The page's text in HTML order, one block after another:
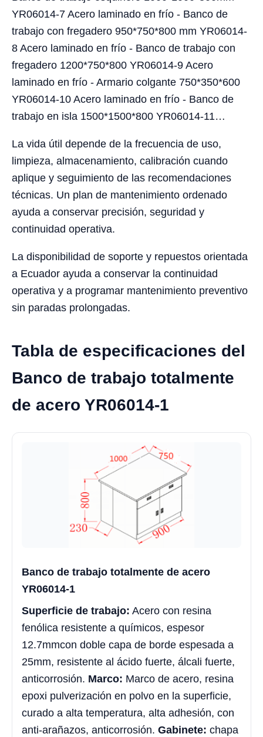
YR06014-7 Acero laminado en frío - Banco de
trabajo con fregadero 950*750*800 mm YR06014-
8 Acero laminado en frío - Banco de trabajo con
fregadero 1200*750*800 YR06014-9 Acero
laminado en frío - Armario colgante 750*350*600
YR06014-10 Acero laminado en frío - Banco de
trabajo en isla 1500*1500*800 YR06014-11…
La vida útil depende de la frecuencia de uso,
limpieza, almacenamiento, calibración cuando
aplique y seguimiento de las recomendaciones
técnicas. Un plan de mantenimiento ordenado
ayuda a conservar precisión, seguridad y
continuidad operativa.
La disponibilidad de soporte y repuestos orientada
a Ecuador ayuda a conservar la continuidad
operativa y a programar mantenimiento preventivo
sin paradas prolongadas.
Tabla de especificaciones del
Banco de trabajo totalmente
de acero YR06014-1
Banco de trabajo totalmente de acero
YR06014-1
Superficie de trabajo: Acero con resina
fenólica resistente a químicos, espesor
12.7mmcon doble capa de borde espesada a
25mm, resistente al ácido fuerte, álcali fuerte,
anticorrosión. Marco: Marco de acero, resina
epoxi pulverización en polvo en la superficie,
curado a alta temperatura, alta adhesión, con
anti-arañazos, anticorrosión. Gabinete: chapa